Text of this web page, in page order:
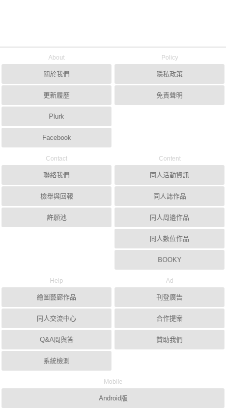
About
關於我們
更新履歷
Plurk
Facebook
Policy
隱私政策
免責聲明
Contact
聯絡我們
檢舉與回報
許願池
Content
同人活動資訊
同人誌作品
同人周邊作品
同人數位作品
BOOKY
Help
繪圖藝廊作品
同人交流中心
Q&A問與答
系統檢測
Ad
刊登廣告
合作提案
贊助我們
Mobile
Android版